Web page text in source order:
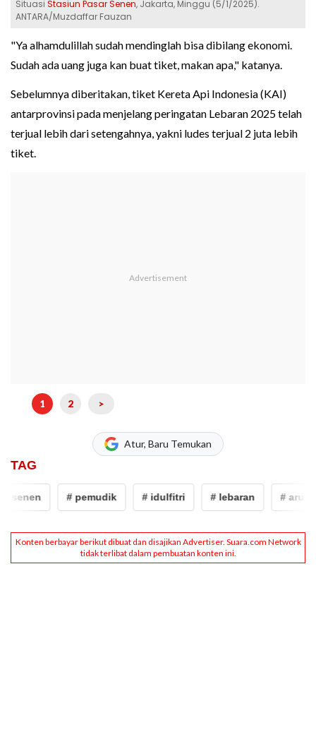
Situasi Stasiun Pasar Senen, Jakarta, Minggu (5/1/2025).
ANTARA/Muzdaffar Fauzan
"Ya alhamdulillah sudah mendinglah bisa dibilang ekonomi.
Sudah ada uang juga kan buat tiket, makan apa," katanya.
Sebelumnya diberitakan, tiket Kereta Api Indonesia (KAI)
antarprovinsi pada menjelang peringatan Lebaran 2025 telah
terjual lebih dari setengahnya, yakni ludes terjual 2 juta lebih
tiket.
1 2 >
Atur, Baru Temukan
TAG
# pemudik # idulfitri # lebaran # arus